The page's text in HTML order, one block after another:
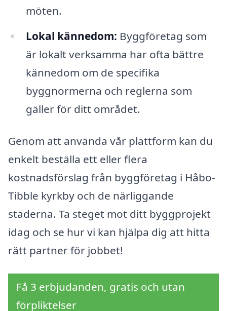
möten.
Lokal kännedom: Byggföretag som
är lokalt verksamma har ofta bättre
kännedom om de specifika
byggnormerna och reglerna som
gäller för ditt området.
Genom att använda vår plattform kan du
enkelt beställa ett eller flera
kostnadsförslag från byggföretag i Håbo-
Tibble kyrkby och de närliggande
städerna. Ta steget mot ditt byggprojekt
idag och se hur vi kan hjälpa dig att hitta
rätt partner för jobbet!
Få 3 erbjudanden, gratis och utan
förpliktelser